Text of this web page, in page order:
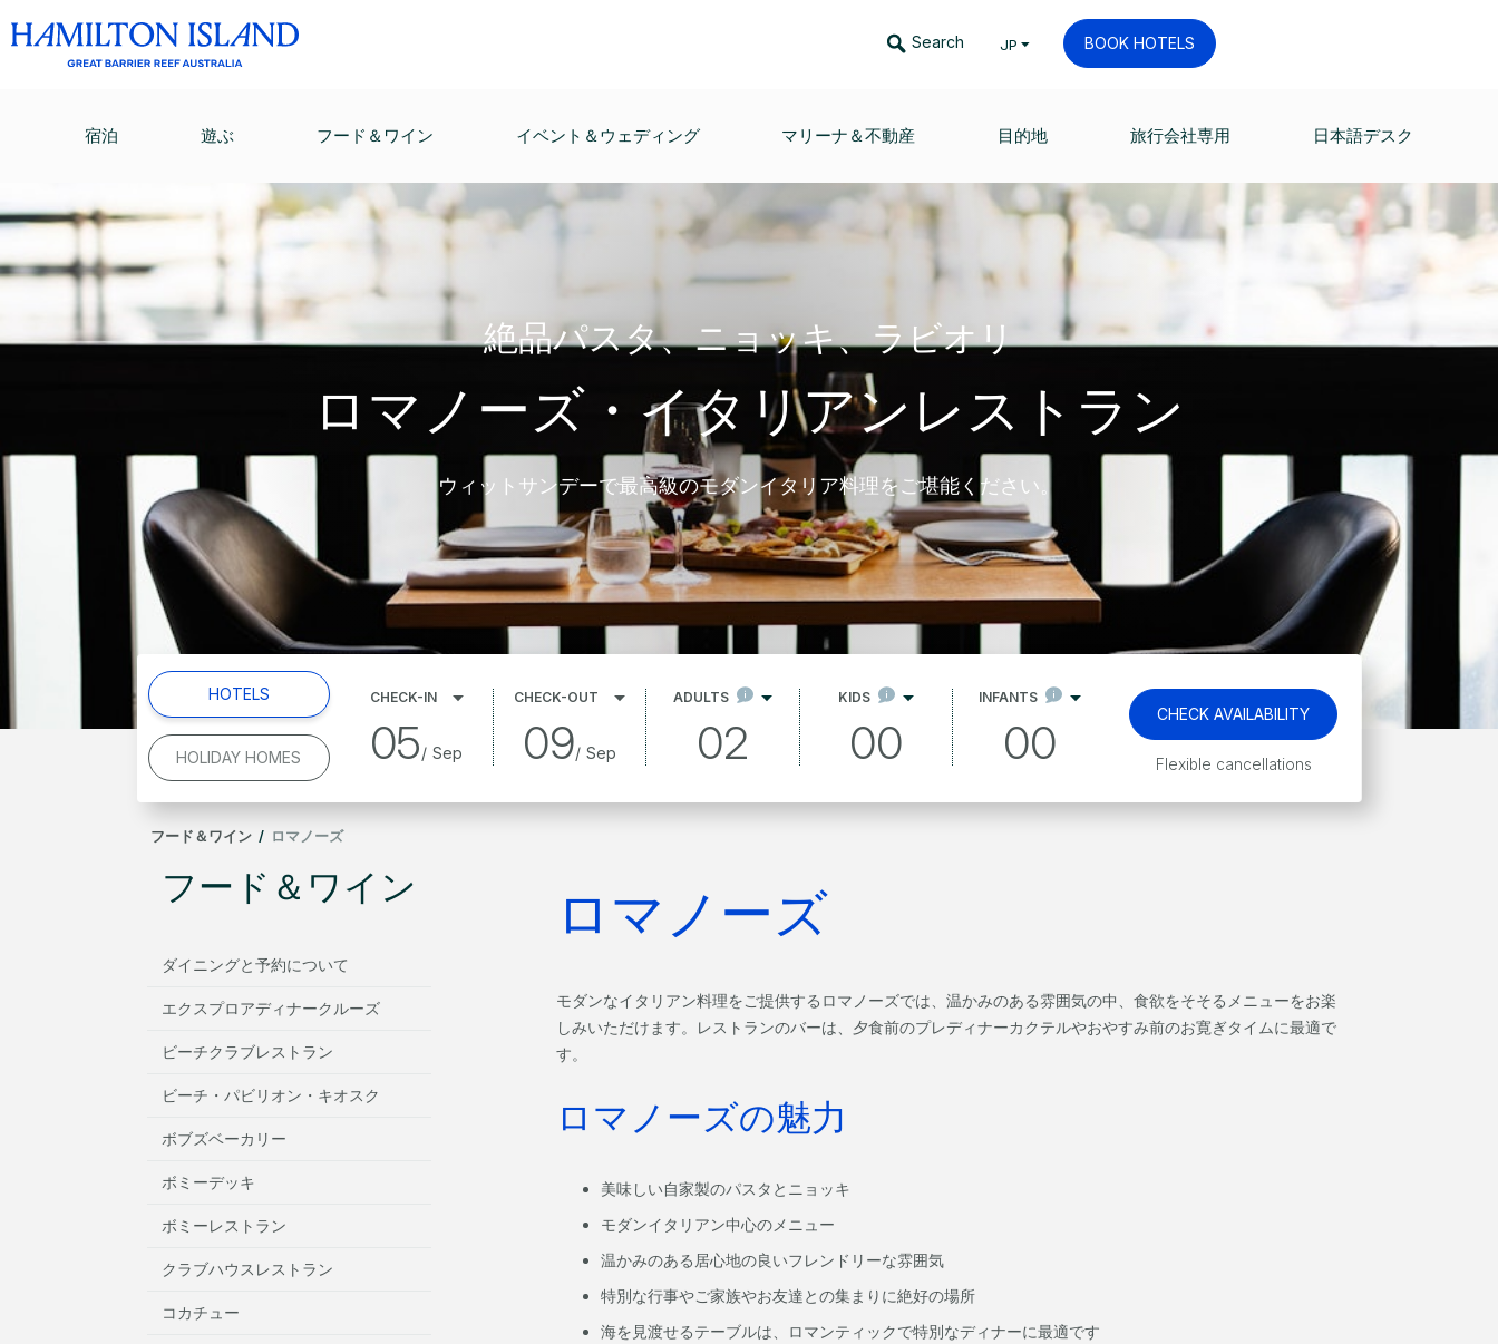
Search JP BOOK HOTELS
宿泊 遊ぶ フード＆ワイン イベント＆ウェディング マリーナ＆不動産 目的地 旅行会社専用 日本語デスク
絶品パスタ、ニョッキ、ラビオリ
ロマノーズ・イタリアンレストラン
ウィットサンデーで最高級のモダンイタリア料理をご堪能ください。
HOTELS
HOLIDAY HOMES
CHECK-IN
05/ Sep
CHECK-OUT
09/ Sep
ADULTS
02
KIDS
00
INFANTS
00
CHECK AVAILABILITY
Flexible cancellations
フード＆ワイン / ロマノーズ
フード＆ワイン
ダイニングと予約について
エクスプロアディナークルーズ
ビーチクラブレストラン
ビーチ・パビリオン・キオスク
ボブズベーカリー
ボミーデッキ
ボミーレストラン
クラブハウスレストラン
コカチュー
ロマノーズ
モダンなイタリアン料理をご提供するロマノーズでは、温かみのある雰囲気の中、食欲をそそるメニューをお楽
しみいただけます。レストランのバーは、夕食前のプレディナーカクテルやおやすみ前のお寛ぎタイムに最適で
す。
ロマノーズの魅力
美味しい自家製のパスタとニョッキ
モダンイタリアン中心のメニュー
温かみのある居心地の良いフレンドリーな雰囲気
特別な行事やご家族やお友達との集まりに絶好の場所
海を見渡せるテーブルは、ロマンティックで特別なディナーに最適です